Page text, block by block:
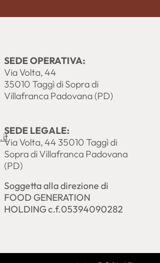
SEDE OPERATIVA:
Via Volta, 44
35010 Taggì di Sopra di
Villafranca Padovana (PD)
SEDE LEGALE:
Via Volta, 44 35010 Taggì di
Sopra di Villafranca Padovana
(PD)
Soggetta alla direzione di
FOOD GENERATION
HOLDING c.f.05394090282